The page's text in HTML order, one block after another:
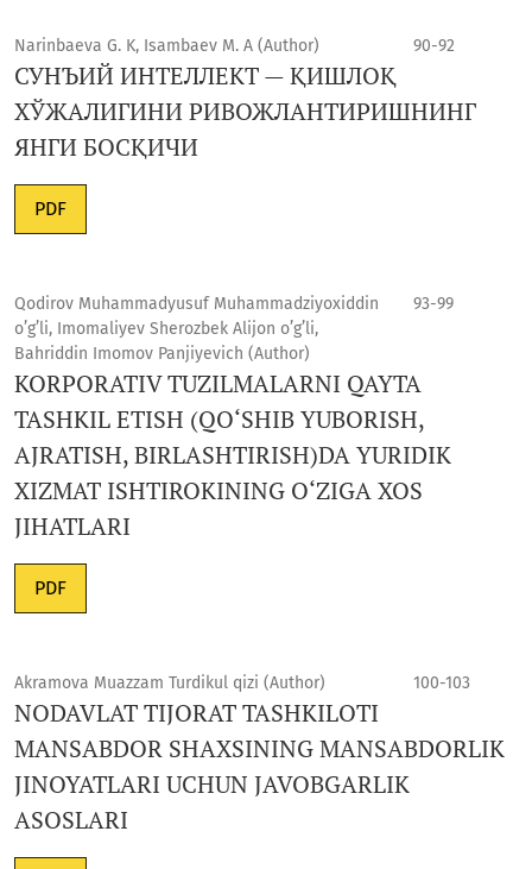
Narinbaeva G. K, Isambaev M. A (Author) 90-92
СУНЪИЙ ИНТЕЛЛЕКТ — ҚИШЛОҚ
ХЎЖАЛИГИНИ РИВОЖЛАНТИРИШНИНГ
ЯНГИ БОСҚИЧИ
PDF
Qodirov Muhammadyusuf Muhammadziyoxiddin
o’g’li, Imomaliyev Sherozbek Alijon o’g’li,
Bahriddin Imomov Panjiyevich (Author)
93-99
KORPORATIV TUZILMALARNI QAYTA
TASHKIL ETISH (QO‘SHIB YUBORISH,
AJRATISH, BIRLASHTIRISH)DA YURIDIK
XIZMAT ISHTIROKINING O‘ZIGA XOS
JIHATLARI
PDF
Akramova Muazzam Turdikul qizi (Author) 100-103
NODAVLAT TIJORAT TASHKILOTI
MANSABDOR SHAXSINING MANSABDORLIK
JINOYATLARI UCHUN JAVOBGARLIK
ASOSLARI